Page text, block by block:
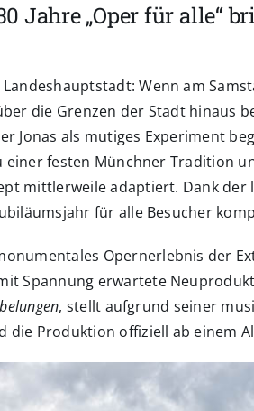
Jahre „Oper für alle“
Wenn am
die Grenzen der Stadt hinaus
Jonas als mutiges Experiment
festen Münchner Tradition
mittlerweile adaptiert. Dank
für alle Besucher
Opernerlebnis der
Spannung erwartete
, stellt aufgrund seiner
die Produktion offiziell ab einem